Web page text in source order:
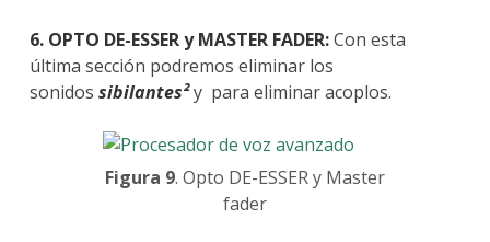
6. OPTO DE-ESSER y MASTER FADER:Con esta
última sección podremos eliminar los
sonidos sibilantes²y para eliminar acoplos.
Figura 9. Opto DE-ESSER y Master
fader